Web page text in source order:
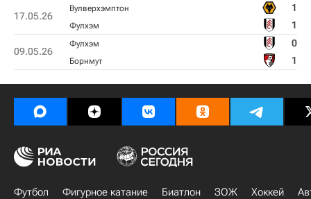
17.05.26
Вулверхэмптон 1
Фулхэм 1
09.05.26
Фулхэм 0
Борнмут 1
Футбол Фигурное катание Биатлон ЗОЖ Хоккей